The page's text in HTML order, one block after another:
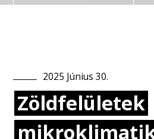
2025 Június 30.
Zöldfelületek